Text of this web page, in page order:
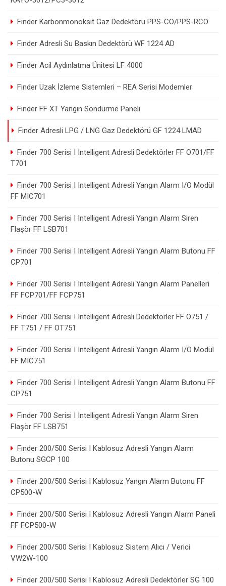
Finder Karbonmonoksit Gaz Dedektörü PPS-CO/PPS-RCO
Finder Adresli Su Baskın Dedektörü WF 1224 AD
Finder Acil Aydınlatma Ünitesi LF 4000
Finder Uzak İzleme Sistemleri – REA Serisi Modemler
Finder FF XT Yangın Söndürme Paneli
Finder Adresli LPG / LNG Gaz Dedektörü GF 1224 LMAD
Finder 700 Serisi I Intelligent Adresli Dedektörler FF O701/FF
T701
Finder 700 Serisi I Intelligent Adresli Yangın Alarm I/O Modül
FF MIC701
Finder 700 Serisi I Intelligent Adresli Yangın Alarm Siren
Flaşör FF LSB701
Finder 700 Serisi I Intelligent Adresli Yangın Alarm Butonu FF
CP701
Finder 700 Serisi I Intelligent Adresli Yangın Alarm Panelleri
FF FCP701/FF FCP751
Finder 700 Serisi I Intelligent Adresli Dedektörler FF O751 /
FF T751 / FF OT751
Finder 700 Serisi I Intelligent Adresli Yangın Alarm I/O Modül
FF MIC751
Finder 700 Serisi I Intelligent Adresli Yangın Alarm Butonu FF
CP751
Finder 700 Serisi I Intelligent Adresli Yangın Alarm Siren
Flaşör FF LSB751
Finder 200/500 Serisi I Kablosuz Adresli Yangın Alarm
Butonu SGCP 100
Finder 200/500 Serisi I Kablosuz Yangın Alarm Butonu FF
CP500-W
Finder 200/500 Serisi I Kablosuz Adresli Yangın Alarm Paneli
FF FCP500-W
Finder 200/500 Serisi I Kablosuz Sistem Alıcı / Verici
VW2W-100
Finder 200/500 Serisi I Kablosuz Adresli Dedektörler SG 100